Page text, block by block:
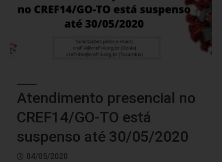
Atendimento presencial no
CREF14/GO-TO está
suspenso até 30/05/2020
04/05/2020